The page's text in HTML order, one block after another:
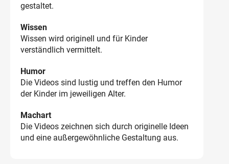
gestaltet.
Wissen
Wissen wird originell und für Kinder
verständlich vermittelt.
Humor
Die Videos sind lustig und treffen den Humor
der Kinder im jeweiligen Alter.
Machart
Die Videos zeichnen sich durch originelle Ideen
und eine außergewöhnliche Gestaltung aus.